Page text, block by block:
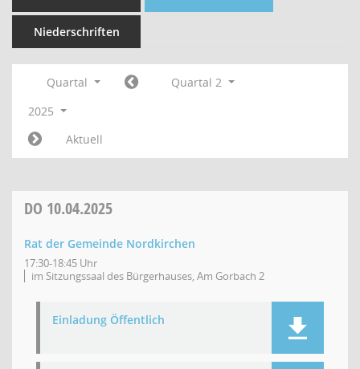
Niederschriften
Quartal
Quartal 2
2025
Aktuell
DO 10.04.2025
Rat der Gemeinde Nordkirchen
17:30-18:45 Uhr
im Sitzungssaal des Bürgerhauses, Am Gorbach 2
Einladung Öffentlich